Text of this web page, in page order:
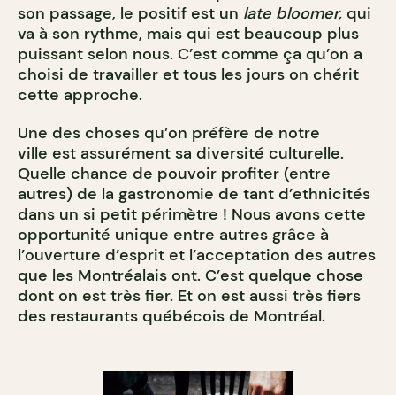
son passage, le positif est un late bloomer, qui
va à son rythme, mais qui est beaucoup plus
puissant selon nous. C’est comme ça qu’on a
choisi de travailler et tous les jours on chérit
cette approche.
Une des choses qu’on préfère de notre
ville est assurément sa diversité culturelle.
Quelle chance de pouvoir profiter (entre
autres) de la gastronomie de tant d’ethnicités
dans un si petit périmètre ! Nous avons cette
opportunité unique entre autres grâce à
l’ouverture d’esprit et l’acceptation des autres
que les Montréalais ont. C’est quelque chose
dont on est très fier. Et on est aussi très fiers
des restaurants québécois de Montréal.